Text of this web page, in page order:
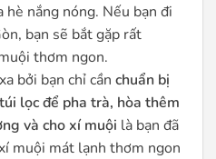
nắng nóng. Nếu bạn đi
bạn sẽ bắt gặp rất
thơm ngon.
bởi bạn chỉ cần chuẩn bị
lọc để pha trà, hòa thêm
và cho xí muội là bạn đã
muội mát lạnh thơm ngon